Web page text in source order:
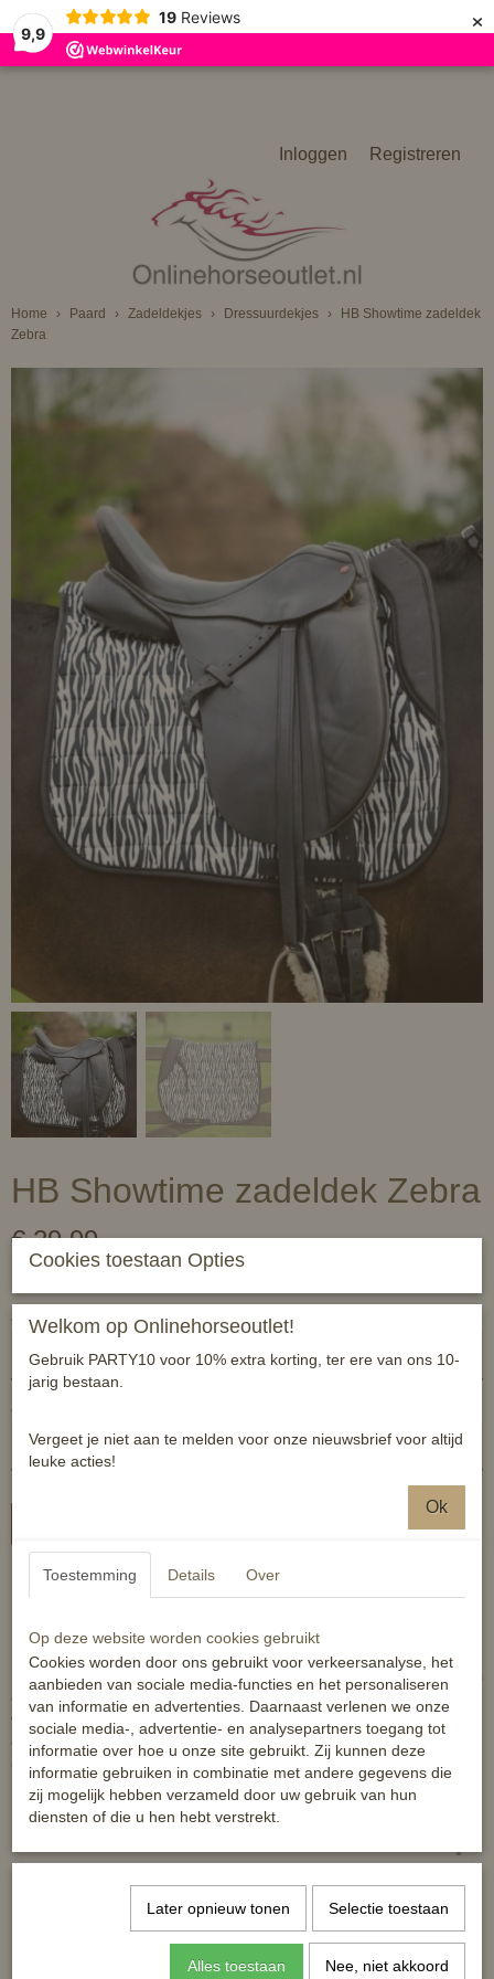
9,9
19 Reviews ×
Inloggen Registreren
Home › Paard › Zadeldekjes › Dressuurdekjes ›
HB Showtime zadeldek
Zebra
HB Showtime zadeldek Zebra
€ 29,99
Aantal
Het HB zadeldek zebra is een luxe dekje uit de Zebra collectie.
met Full, zowel dressuur als veelzijdigheid.
Het dekje heeft een prachtige Zebra print en is aan de voorkant iets
dikker onderlegd, waardoor zadellussen overbodig zijn en schuiven
wordt voorkomen.Ook is het dekje anatomisch gevormd en is
gemaakt van een speciale mesh voering die zweet goed opneemt
en ademt.
De shetlander maat is alleen uitgevoerd in veelzijdig model.
Cookies toestaan Opties
Welkom op Onlinehorseoutlet!
Gebruik PARTY10 voor 10% extra korting, ter ere van ons 10-
jarig bestaan.
Vergeet je niet aan te melden voor onze nieuwsbrief voor altijd
leuke acties!
Ok
Toestemming Details Over
Op deze website worden cookies gebruikt
Cookies worden door ons gebruikt voor verkeersanalyse, het
aanbieden van sociale media-functies en het personaliseren
van informatie en advertenties. Daarnaast verlenen we onze
sociale media-, advertentie- en analysepartners toegang tot
informatie over hoe u onze site gebruikt. Zij kunnen deze
informatie gebruiken in combinatie met andere gegevens die
zij mogelijk hebben verzameld door uw gebruik van hun
diensten of die u hen hebt verstrekt.
Later opnieuw tonen Selectie toestaan
Alles toestaan Nee, niet akkoord